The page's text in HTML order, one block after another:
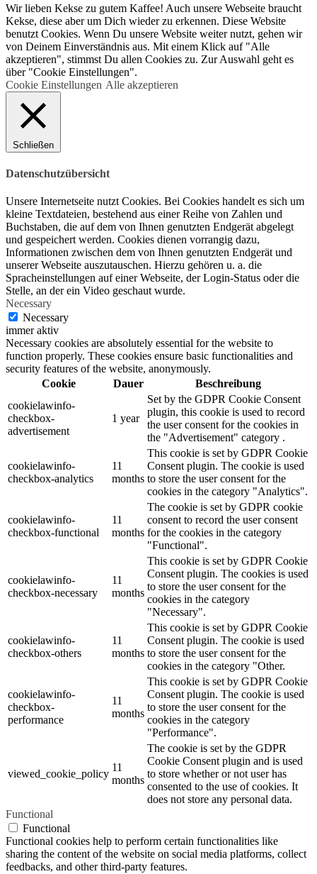
Wir lieben Kekse zu gutem Kaffee! Auch unsere Webseite braucht
Kekse, diese aber um Dich wieder zu erkennen. Diese Website
benutzt Cookies. Wenn Du unsere Website weiter nutzt, gehen wir
von Deinem Einverständnis aus. Mit einem Klick auf "Alle
akzeptieren", stimmst Du allen Cookies zu. Zur Auswahl geht es
über "Cookie Einstellungen".
Cookie Einstellungen Alle akzeptieren
Schließen
Datenschutzübersicht
Unsere Internetseite nutzt Cookies. Bei Cookies handelt es sich um
kleine Textdateien, bestehend aus einer Reihe von Zahlen und
Buchstaben, die auf dem von Ihnen genutzten Endgerät abgelegt
und gespeichert werden. Cookies dienen vorrangig dazu,
Informationen zwischen dem von Ihnen genutzten Endgerät und
unserer Webseite auszutauschen. Hierzu gehören u. a. die
Spracheinstellungen auf einer Webseite, der Login-Status oder die
Stelle, an der ein Video geschaut wurde.
Necessary
Necessary
immer aktiv
Necessary cookies are absolutely essential for the website to
function properly. These cookies ensure basic functionalities and
security features of the website, anonymously.
Cookie
Dauer
Beschreibung
cookielawinfo-
checkbox-
advertisement
1 year
Set by the GDPR Cookie Consent
plugin, this cookie is used to record
the user consent for the cookies in
the "Advertisement" category .
cookielawinfo-
checkbox-analytics
11
months
This cookie is set by GDPR Cookie
Consent plugin. The cookie is used
to store the user consent for the
cookies in the category "Analytics".
cookielawinfo-
checkbox-functional
11
months
The cookie is set by GDPR cookie
consent to record the user consent
for the cookies in the category
"Functional".
cookielawinfo-
checkbox-necessary
11
months
This cookie is set by GDPR Cookie
Consent plugin. The cookies is used
to store the user consent for the
cookies in the category
"Necessary".
cookielawinfo-
checkbox-others
11
months
This cookie is set by GDPR Cookie
Consent plugin. The cookie is used
to store the user consent for the
cookies in the category "Other.
cookielawinfo-
checkbox-
performance
11
months
This cookie is set by GDPR Cookie
Consent plugin. The cookie is used
to store the user consent for the
cookies in the category
"Performance".
viewed_cookie_policy
11
months
The cookie is set by the GDPR
Cookie Consent plugin and is used
to store whether or not user has
consented to the use of cookies. It
does not store any personal data.
Functional
Functional
Functional cookies help to perform certain functionalities like
sharing the content of the website on social media platforms, collect
feedbacks, and other third-party features.